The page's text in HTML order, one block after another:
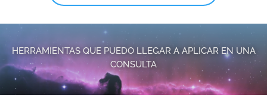
HERRAMIENTAS QUE PUEDO LLEGAR A APLICAR EN UNA
CONSULTA